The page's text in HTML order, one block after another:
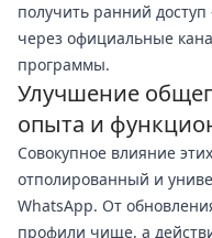
получить ранний
через официальные
программы.
Улучшение
опыта и
Совокупное влияние
отполированный и
WhatsApp. От
профили чище, а